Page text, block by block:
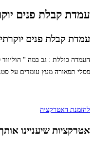
עמדת קבלת פנים
עמדת קבלת פנים
פסלי תפאורה מעץ עומדים על
להזמנת האטרקציה
אטרקציות שיעניינו